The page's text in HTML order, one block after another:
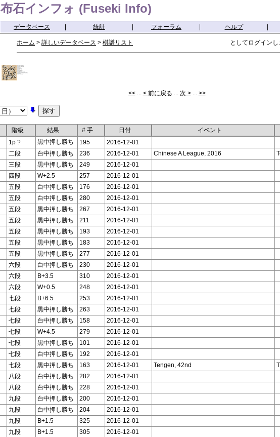
布石インフォ (Fuseki Info)
データベース 統計 フォーラム ヘルプ
ホーム > 詳しいデータベース > 棋譜リスト としてログイン
<<... < 前に戻る ... 次 >... >>
階級 結果 # 手 日付 イベント
1p ? 黒中押し勝ち 195
2016-12-01
二段 白中押し勝ち 236 2016-12-01 Chinese A League, 2016
三段 黒中押し勝ち 249
2016-12-01
四段 W+2.5 257
2016-12-01
五段 白中押し勝ち 176
2016-12-01
五段 白中押し勝ち 280
2016-12-01
五段 黒中押し勝ち 267
2016-12-01
五段 黒中押し勝ち 211
2016-12-01
五段 黒中押し勝ち 193
2016-12-01
五段 黒中押し勝ち 183
2016-12-01
五段 黒中押し勝ち 277
2016-12-01
六段 白中押し勝ち 230
2016-12-01
六段 B+3.5 310
2016-12-01
六段 W+0.5 248
2016-12-01
七段 B+6.5 253
2016-12-01
七段 黒中押し勝ち 263
2016-12-01
七段 白中押し勝ち 158
2016-12-01
七段 W+4.5 279
2016-12-01
七段 黒中押し勝ち 101
2016-12-01
七段 白中押し勝ち 192
2016-12-01
七段 黒中押し勝ち 163 2016-12-01 Tengen, 42nd
八段 白中押し勝ち 282
2016-12-01
八段 白中押し勝ち 228
2016-12-01
九段 白中押し勝ち 200
2016-12-01
九段 白中押し勝ち 204
2016-12-01
九段 B+1.5 325
2016-12-01
九段 B+1.5 305
2016-12-01